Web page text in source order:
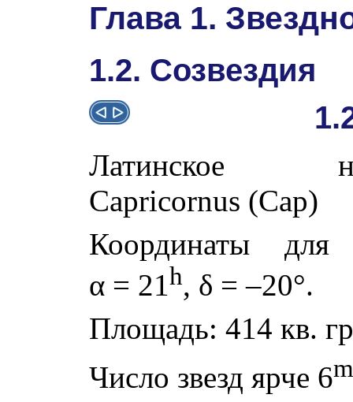
Глава 1.
1.2. Созвездия
Латинское
Capricornus (Cap)
Координаты для
α = 21h, δ = –20°.
Площадь: 414 кв.
Число звезд ярче 6m